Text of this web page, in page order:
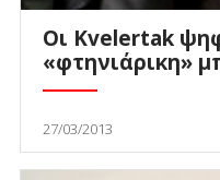
Οι Kvelertak
«φτηνιάρικη»
27/03/2013